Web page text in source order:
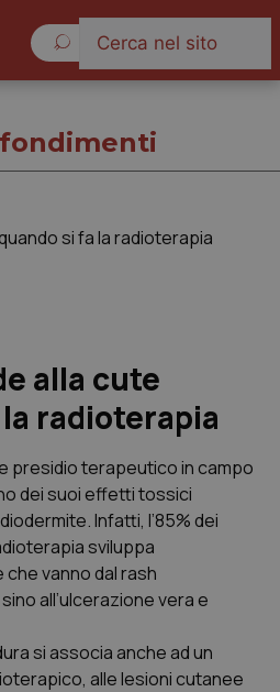
alla cute
radioterapia
presidio terapeutico in campo
dei suoi effetti tossici
Infatti, l’85% dei
sviluppa
vanno dal rash
all’ulcerazione vera e
si associa anche ad un
alle lesioni cutanee